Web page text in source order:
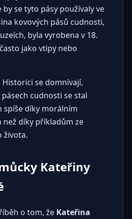
by se tyto pásy používaly ve
kovových pásů cudnosti,
byla vyrobena v 18.
jako vtipy nebo
Historici se domnívají,
cudnosti se stal
spíše díky morálním
než díky příkladům ze
života.
Kateřiny
o tom, že Kateřina